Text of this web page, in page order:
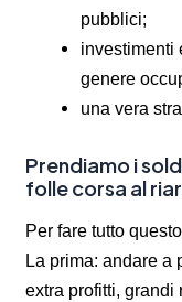
pubblici;
investimenti
genere
una vera
Prendiamo i
folle corsa al
Per fare tutto
La prima: andare a
extra profitti,